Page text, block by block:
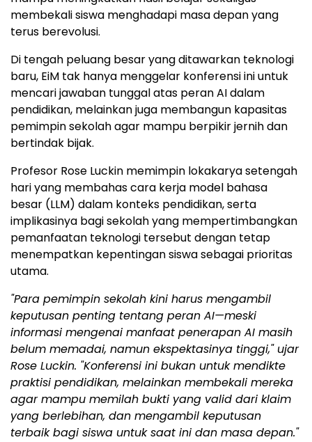
membekali siswa menghadapi masa depan yang
terus berevolusi.
Di tengah peluang besar yang ditawarkan teknologi
baru, EiM tak hanya menggelar konferensi ini untuk
mencari jawaban tunggal atas peran AI dalam
pendidikan, melainkan juga membangun kapasitas
pemimpin sekolah agar mampu berpikir jernih dan
bertindak bijak.
Profesor Rose Luckin memimpin lokakarya setengah
hari yang membahas cara kerja model bahasa
besar (LLM) dalam konteks pendidikan, serta
implikasinya bagi sekolah yang mempertimbangkan
pemanfaatan teknologi tersebut dengan tetap
menempatkan kepentingan siswa sebagai prioritas
utama.
"Para pemimpin sekolah kini harus mengambil
keputusan penting tentang peran AI—meski
informasi mengenai manfaat penerapan AI masih
belum memadai, namun ekspektasinya tinggi," ujar
Rose Luckin. "Konferensi ini bukan untuk mendikte
praktisi pendidikan, melainkan membekali mereka
agar mampu memilah bukti yang valid dari klaim
yang berlebihan, dan mengambil keputusan
terbaik bagi siswa untuk saat ini dan masa depan."